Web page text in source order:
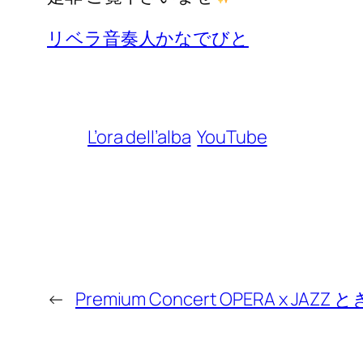
リベラ音奏人かなでびと
L’ora dell’alba YouTube
← Premium Concert OPERA x JAZZ と